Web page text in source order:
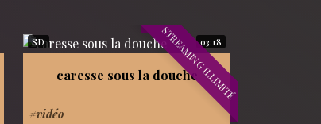
STREAMING ILLIMITÉ
03:18
SD
caresse sous la douche
#vidéo